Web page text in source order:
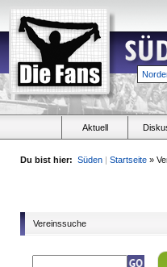
Aktuell
Du bist hier: Süden | Startseite »
Vereinssuche